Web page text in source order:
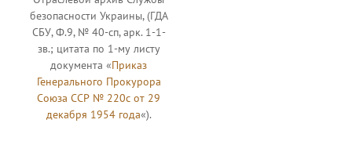
безопасности Украины, (ГДА
СБУ, Ф.9, № 40-сп, арк. 1-1-
зв.; цитата по 1-му листу
документа «Приказ
Генерального Прокурора
Союза ССР № 220с от 29
декабря 1954 года«).